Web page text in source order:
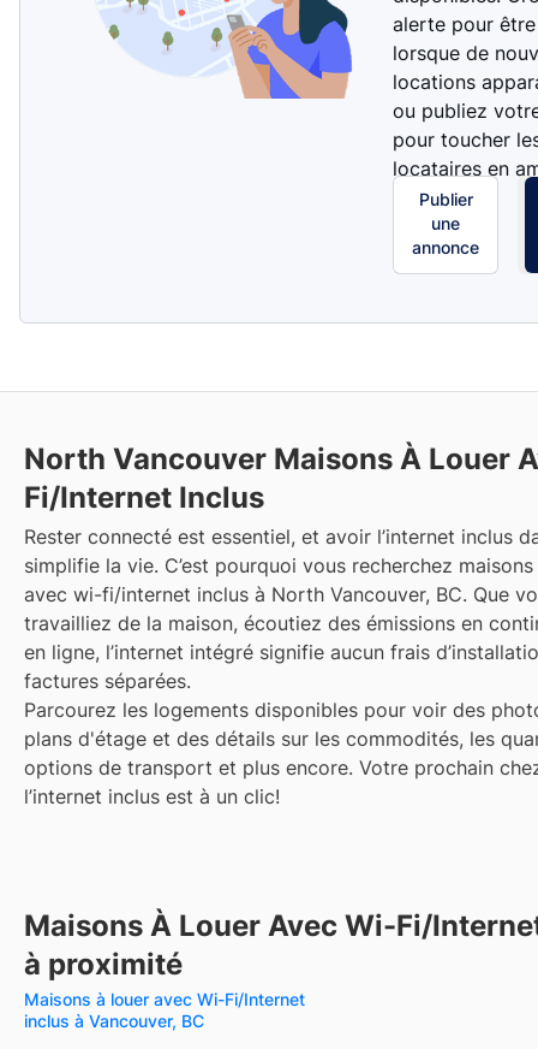
alerte pour
lorsque de
locations
ou publiez
pour toucher
locataires en
Publier
une
annonce
North Vancouver Maisons À Louer
Fi/Internet Inclus
Rester connecté est essentiel, et avoir l’internet inclus
simplifie la vie. C’est pourquoi vous recherchez
avec wi-fi/internet inclus à North Vancouver, BC. Que
travailliez de la maison, écoutiez des émissions en
en ligne, l’internet intégré signifie aucun frais
factures séparées.
Parcourez les logements disponibles pour voir des
plans d'étage et des détails sur les commodités, les
options de transport et plus encore. Votre prochain
l’internet inclus est à un clic!
Maisons À Louer Avec Wi-Fi/
à proximité
Maisons à louer avec Wi-Fi/Internet
inclus à Vancouver, BC